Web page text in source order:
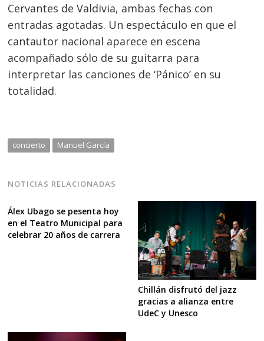
Cervantes de Valdivia, ambas fechas con
entradas agotadas. Un espectáculo en que el
cantautor nacional aparece en escena
acompañado sólo de su guitarra para
interpretar las canciones de ‘Pánico’ en su
totalidad.
concierto Manuel García
NOTICIAS RELACIONADAS
Álex Ubago se pesenta hoy
en el Teatro Municipal para
celebrar 20 años de carrera
Chillán disfrutó del jazz
gracias a alianza entre
UdeC y Unesco
Navegación
de
entradas